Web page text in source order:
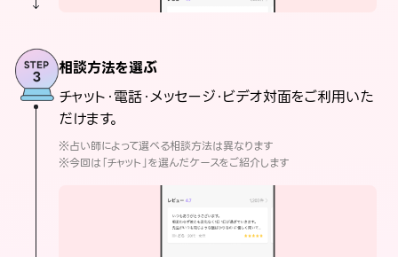
相談方法を選ぶ
チャット・電話・メッセージ・ビデオ対面をご利用いた
だけます。
※占い師によって選べる相談方法は異なります
※今回は「チャット」を選んだケースをご紹介します